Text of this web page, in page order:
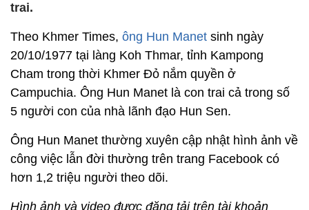
trai.
Theo Khmer Times, ông Hun Manet sinh ngày
20/10/1977 tại làng Koh Thmar, tỉnh Kampong
Cham trong thời Khmer Đỏ nắm quyền ở
Campuchia. Ông Hun Manet là con trai cả trong số
5 người con của nhà lãnh đạo Hun Sen.
Ông Hun Manet thường xuyên cập nhật hình ảnh về
công việc lẫn đời thường trên trang Facebook có
hơn 1,2 triệu người theo dõi.
Hình ảnh và video được đăng tải trên tài khoản